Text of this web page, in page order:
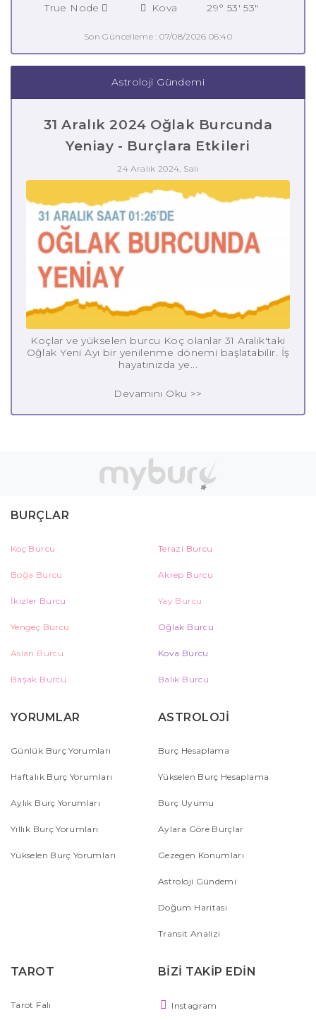
True Node
Kova 29° 53' 53"
Son Güncelleme : 07/08/2026 06:40
Astroloji Gündemi
31 Aralık 2024 Oğlak Burcunda
Yeniay - Burçlara Etkileri
24 Aralık 2024, Salı
Koçlar ve yükselen burcu Koç olanlar 31 Aralık'taki
Oğlak Yeni Ayı bir yenilenme dönemi başlatabilir. İş
hayatınızda ye...
Devamını Oku >>
BURÇLAR
Koç Burcu Terazi Burcu
Boğa Burcu Akrep Burcu
İkizler Burcu Yay Burcu
Yengeç Burcu Oğlak Burcu
Aslan Burcu Kova Burcu
Başak Burcu Balık Burcu
YORUMLAR
Günlük Burç Yorumları
Haftalık Burç Yorumları
Aylık Burç Yorumları
Yıllık Burç Yorumları
Yükselen Burç Yorumları
ASTROLOJİ
Burç Hesaplama
Yükselen Burç Hesaplama
Burç Uyumu
Aylara Göre Burçlar
Gezegen Konumları
Astroloji Gündemi
Doğum Haritası
Transit Analizi
TAROT
Tarot Falı
BİZİ TAKİP EDİN
Instagram